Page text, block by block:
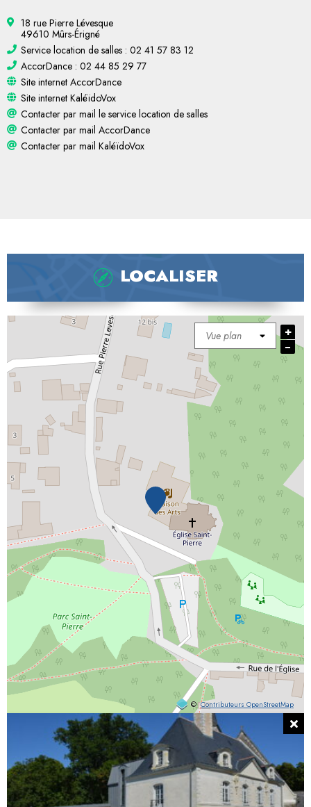
18 rue Pierre Lévesque
49610 Mûrs-Érigné
Service location de salles : 02 41 57 83 12
AccorDance : 02 44 85 29 77
Site internet AccorDance
Site internet KaléïdoVox
Contacter par mail le service location de salles
Contacter par mail AccorDance
Contacter par mail KaléïdoVox
LOCALISER
© Contributeurs OpenStreetMap
+
−